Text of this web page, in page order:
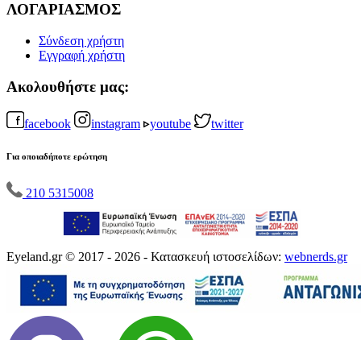
ΛΟΓΑΡΙΑΣΜΟΣ
Σύνδεση χρήστη
Εγγραφή χρήστη
Ακολουθήστε μας:
facebook instagram youtube twitter
Για οποιαδήποτε ερώτηση
210 5315008
Eyeland.gr © 2017 - 2026 - Κατασκευή ιστοσελίδων: webnerds.gr